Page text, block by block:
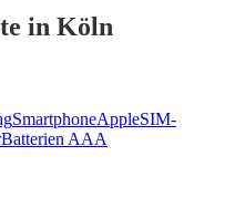
in Köln
SmartphoneAppleSIM-
Batterien AAA